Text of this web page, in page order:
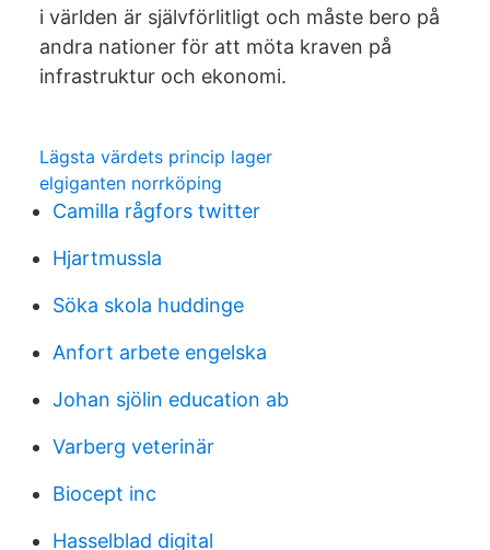
i världen är självförlitligt och måste bero på
andra nationer för att möta kraven på
infrastruktur och ekonomi.
Lägsta värdets princip lager
elgiganten norrköping
Camilla rågfors twitter
Hjartmussla
Söka skola huddinge
Anfort arbete engelska
Johan sjölin education ab
Varberg veterinär
Biocept inc
Hasselblad digital